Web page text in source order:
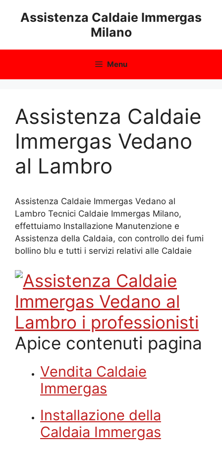
Assistenza Caldaie Immergas
Milano
Menu
Assistenza Caldaie
Immergas Vedano
al Lambro
Assistenza Caldaie Immergas Vedano al
Lambro Tecnici Caldaie Immergas Milano,
effettuiamo Installazione Manutenzione e
Assistenza della Caldaia, con controllo dei fumi
bollino blu e tutti i servizi relativi alle Caldaie
Apice contenuti pagina
Vendita Caldaie
Immergas
Installazione della
Caldaia Immergas